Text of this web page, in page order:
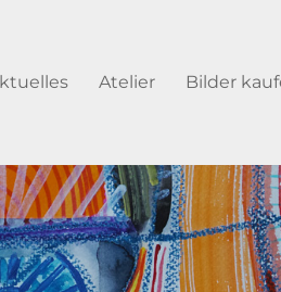
Atelier Bilder